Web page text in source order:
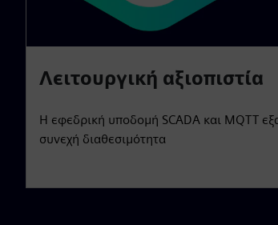
Λειτουργική αξιοπιστία
Η εφεδρική υποδομή SCADA και MQTT
συνεχή διαθεσιμότητα